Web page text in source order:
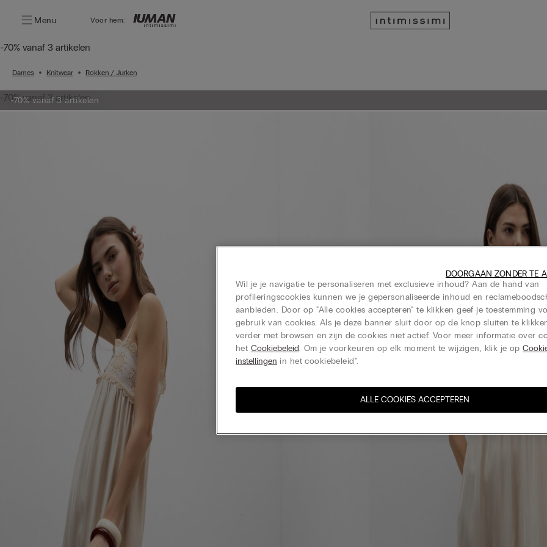
Menu Voor hem:
-70% vanaf 3 artikelen
Dames Knitwear Rokken / Jurken
-70% vanaf 3 artikelen
-70% vanaf 3 artikelen
Wil je je navigatie te personaliseren met exclusieve inhoud? Aan de hand van
profileringscookies kunnen we je gepersonaliseerde inhoud en
aanbieden. Door op "Alle cookies accepteren" te klikken geef je toestemming
gebruik van cookies. Als je deze banner sluit door op de knop sluiten te
verder met browsen en zijn de cookies niet actief. Voor meer informatie over
het Cookiebeleid. Om je voorkeuren op elk moment te wijzigen, klik je op
instellingen in het cookiebeleid".
ALLE COOKIES ACCEPTEREN
DOORGAAN ZONDER TE